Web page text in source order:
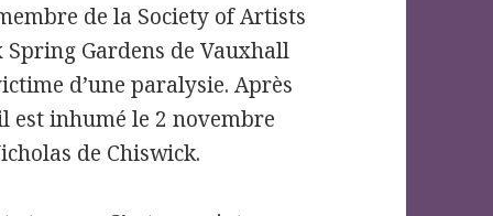
de la Society of Artists
Spring Gardens de Vauxhall
d’une paralysie. Après
est inhumé le 2 novembre
de Chiswick.